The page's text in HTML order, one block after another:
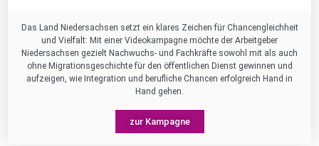
Das Land Niedersachsen setzt ein klares Zeichen für Chancengleichheit
und Vielfalt: Mit einer Videokampagne möchte der Arbeitgeber
Niedersachsen gezielt Nachwuchs- und Fachkräfte sowohl mit als auch
ohne Migrationsgeschichte für den öffentlichen Dienst gewinnen und
aufzeigen, wie Integration und berufliche Chancen erfolgreich Hand in
Hand gehen.
zur Kampagne